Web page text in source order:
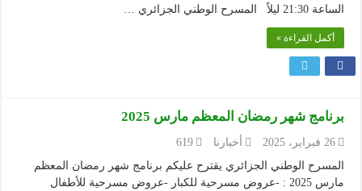
الساعة 21:30 ليلاً المسرح الوطني الجزائري …
أكمل القراءة »
برنامج شهر رمضان المعظم مارس 2025
26 فبراير، 2025 أخبارنا
619
المسرح الوطني الجزائري يقترح عليكم برنامج شهر رمضان المعظم
مارس 2025 : -عروض مسرحية للكبار -عروض مسرحية للأطفال